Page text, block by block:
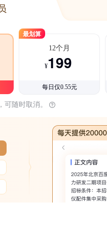
最划算
12个月
¥199
每日仅0.55元
可随时取消。